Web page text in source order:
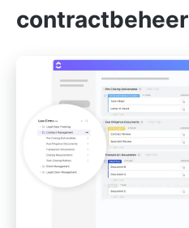
contractbeheer